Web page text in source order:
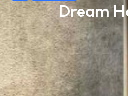
Dream